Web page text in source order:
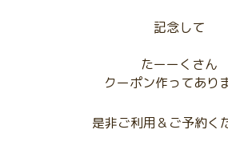
記念して
たーーくさん
クーポン作ってあり
是非ご利用＆ご予約く